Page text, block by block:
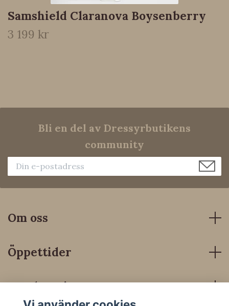
Samshield Claranova Boysenberry
3 199 kr
Bli en del av Dressyrbutikens
community
Om oss
Öppettider
Kundservice